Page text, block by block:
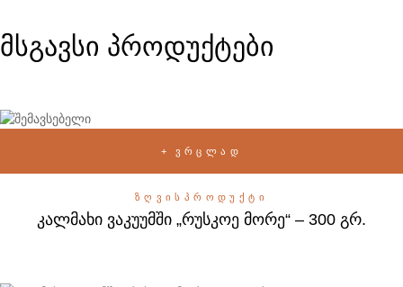
მსგავსი პროდუქტები
ᲕᲠᲪᲚᲐᲓ
ᲖᲦᲕᲘᲡᲞᲠᲝᲓᲣᲥᲢᲘ
კალმახი ვაკუუმში „რუსკოე მორე“ – 300 გრ.